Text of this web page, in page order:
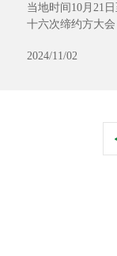
当地时间10月21
十六次缔约方大会
双边、多边、全
2024/11/02